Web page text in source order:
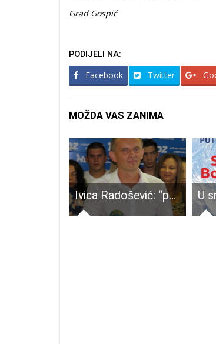
Grad Gospić
PODIJELI NA:
Facebook Twitter
MOŽDA VAS ZANIMA
Ivica Radošević: “pozivam Milinovića i Kolića da prestanu unositi razdor u članstvo HDZ-a”!!!